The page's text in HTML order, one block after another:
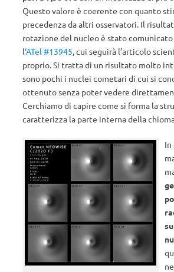
Questo valore è coerente con quanto
precedenza da altri osservatori. Il
rotazione del nucleo è stato
l‘ATel #13945, cui seguirà l’articolo
proprio. Si tratta di un risultato molto
sono pochi i nuclei cometari di cui si
ottenuto senza poter vedere
Cerchiamo di capire come si forma la
caratterizza la parte interna della
In